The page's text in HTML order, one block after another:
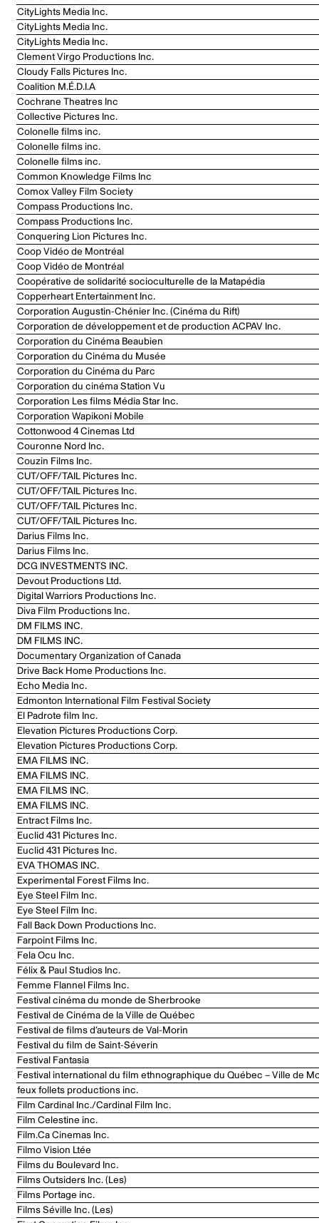
CityLights Media Inc.
CityLights Media Inc.
CityLights Media Inc.
Clement Virgo Productions Inc.
Cloudy Falls Pictures Inc.
Coalition M.É.D.I.A
Cochrane Theatres Inc
Collective Pictures Inc.
Colonelle films inc.
Colonelle films inc.
Colonelle films inc.
Common Knowledge Films Inc
Comox Valley Film Society
Compass Productions Inc.
Compass Productions Inc.
Conquering Lion Pictures Inc.
Coop Vidéo de Montréal
Coop Vidéo de Montréal
Coopérative de solidarité socioculturelle de la Matapédia
Copperheart Entertainment Inc.
Corporation Augustin-Chénier Inc. (Cinéma du Rift)
Corporation de développement et de production ACPAV Inc.
Corporation du Cinéma Beaubien
Corporation du Cinéma du Musée
Corporation du Cinéma du Parc
Corporation du cinéma Station Vu
Corporation Les films Média Star Inc.
Corporation Wapikoni Mobile
Cottonwood 4 Cinemas Ltd
Couronne Nord Inc.
Couzin Films Inc.
CUT/OFF/TAIL Pictures Inc.
CUT/OFF/TAIL Pictures Inc.
CUT/OFF/TAIL Pictures Inc.
CUT/OFF/TAIL Pictures Inc.
Darius Films Inc.
Darius Films Inc.
DCG INVESTMENTS INC.
Devout Productions Ltd.
Digital Warriors Productions Inc.
Diva Film Productions Inc.
DM FILMS INC.
DM FILMS INC.
Documentary Organization of Canada
Drive Back Home Productions Inc.
Echo Media Inc.
Edmonton International Film Festival Society
El Padrote film Inc.
Elevation Pictures Productions Corp.
Elevation Pictures Productions Corp.
EMA FILMS INC.
EMA FILMS INC.
EMA FILMS INC.
EMA FILMS INC.
Entract Films Inc.
Euclid 431 Pictures Inc.
Euclid 431 Pictures Inc.
EVA THOMAS INC.
Experimental Forest Films Inc.
Eye Steel Film Inc.
Eye Steel Film Inc.
Fall Back Down Productions Inc.
Farpoint Films Inc.
Fela Ocu Inc.
Félix & Paul Studios Inc.
Femme Flannel Films Inc.
Festival cinéma du monde de Sherbrooke
Festival de Cinéma de la Ville de Québec
Festival de films d’auteurs de Val-Morin
Festival du film de Saint-Séverin
Festival Fantasia
Festival international du film ethnographique du Québec – Ville de
feux follets productions inc.
Film Cardinal Inc./Cardinal Film Inc.
Film Celestine inc.
Film.Ca Cinemas Inc.
Filmo Vision Ltée
Films du Boulevard Inc.
Films Outsiders Inc. (Les)
Films Portage inc.
Films Séville Inc. (Les)